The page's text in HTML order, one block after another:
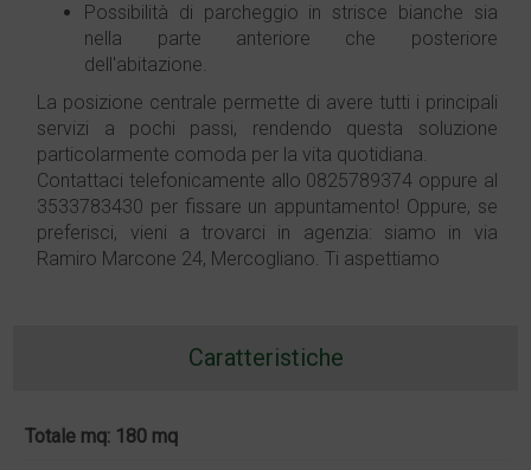
Possibilità di parcheggio in strisce bianche sia
nella parte anteriore che posteriore
dell'abitazione.
La posizione centrale permette di avere tutti i principali
servizi a pochi passi, rendendo questa soluzione
particolarmente comoda per la vita quotidiana.
Contattaci telefonicamente allo 0825789374 oppure al
3533783430 per fissare un appuntamento! Oppure, se
preferisci, vieni a trovarci in agenzia: siamo in via
Ramiro Marcone 24, Mercogliano. Ti aspettiamo
Caratteristiche
Totale mq: 180 mq